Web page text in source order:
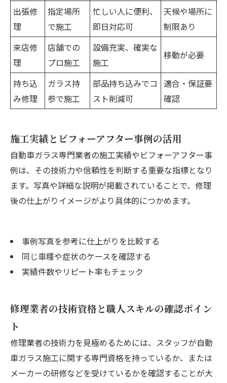
出張修
理
指定場所
で施工
忙しい人に便利、
即日対応可
天候や場所に
制限あり
来店修
理
店舗での
プロ施工
設備充実、確実な
施工
移動が必要
持ち込
み修理
ガラス持
参で施工
部品持ち込みでコ
スト削減可
適合・保証要
確認
施工実績とビフォーアフター事例の活用
自動車ガラス専門業者の施工実績やビフォーアフター事
例は、その技術力や信頼性を判断する重要な指標となり
ます。写真や詳細な説明が掲載されていることで、修理
後の仕上がりイメージがより具体的につかめます。
事例写真を参考に仕上がりを比較する
同じ車種や症状のケースを確認する
実績件数やリピート率もチェック
修理業者の技術資格と職人スキルの確認ポイン
ト
修理業者の技術力を見極めるためには、スタッフが自動
車ガラス施工に関する専門資格を持っているか、または
メーカーの研修などを受けているかを確認することが大